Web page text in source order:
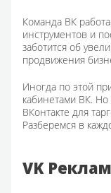
Команда ВК
инструментов и
заботится об
продвижения
Иногда по этой
кабинетами ВК.
ВКонтакте для
Разберемся в
VK